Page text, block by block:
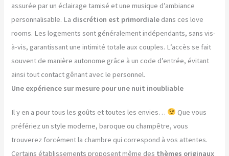
assurée par un éclairage tamisé et une musique d’ambiance
personnalisable. La discrétion est primordiale dans ces love
rooms. Les logements sont généralement indépendants, sans vis-
à-vis, garantissant une intimité totale aux couples. L’accès se fait
souvent de manière autonome grâce à un code d’entrée, évitant
ainsi tout contact gênant avec le personnel.
Une expérience sur mesure pour une nuit inoubliable
Il y en a pour tous les goûts et toutes les envies…
Que vous
préfériez un style moderne, baroque ou champêtre, vous
trouverez forcément la chambre qui correspond à vos attentes.
Certains établissements proposent même des thèmes originaux